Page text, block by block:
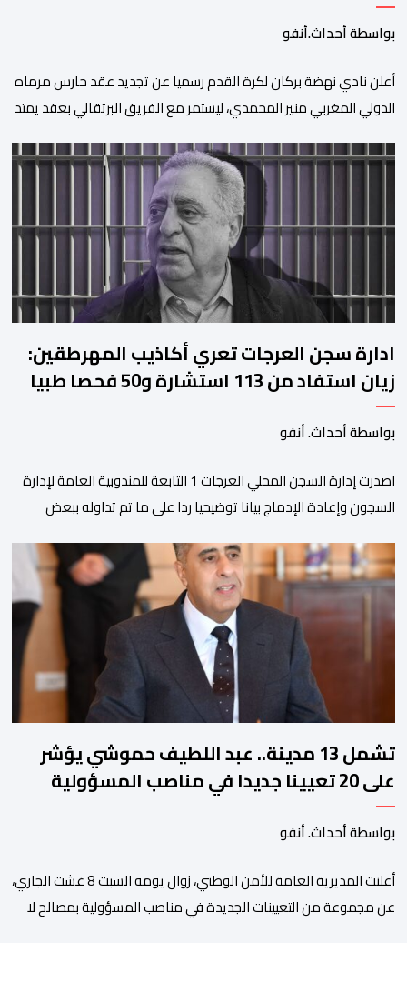
بواسطة أحداث.أنفو
​أعلن نادي نهضة بركان لكرة القدم رسميا عن تجديد عقد حارس مرماه
الدولي المغربي منير المحمدي، ليستمر مع الفريق البرتقالي بعقد يمتد
على منصات التواصل الاجتماعي، مصحوبا بعبارة “الرحلة مستمرة”، في
إشارة إلى رغبة الإدارة في الحفاظ على ركائز الفريق والتعزيز من
ادارة سجن العرجات تعري أكاذيب المهرطقين:
زيان استفاد من 113 استشارة و50 فحصا طبيا
بواسطة أحداث. أنفو
اصدرت إدارة السجن المحلي العرجات 1 التابعة للمندوبية العامة لإدارة
السجون وإعادة الإدماج بيانا توضيحيا ردا على ما تم تداوله ببعض
زيان، المعتقل بالمؤسسة ذاتها، وذلك لتنوير الرأي العام بالحقائق
والمعطيات الدقيقة.واوضحت إدارة المؤسسة السجنية أن المعني
بالأمر يستفيد منذ إيداعه من تتبع طبي منتظم ومستمر وفقا […]
تشمل 13 مدينة.. عبد اللطيف حموشي يؤشر
على 20 تعيينا جديدا في مناصب المسؤولية
بمصالح الأمن الوطني
بواسطة أحداث. أنفو
أعلنت المديرية العامة للأمن الوطني، زوال يومه السبت 8 غشت الجاري،
عن مجموعة من التعيينات الجديدة في مناصب المسؤولية بمصالح لا